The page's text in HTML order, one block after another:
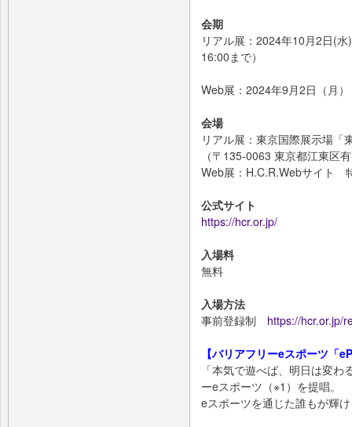
会期
リアル展：2024年10月2日(
16:00まで）
Web展：2024年9月2日（月
会場
リアル展：東京国際展示場「
（〒135-0063 東京都江東区
Web展：H.C.R.Webサイト
公式サイト
https://hcr.or.jp/
入場料
無料
入場方法
事前登録制 https://hcr.or.jp/
【バリアフリーeスポーツ「
「本気で遊べば、明日は変
ーeスポーツ（※1）を提唱。
eスポーツを通じた誰もが輝